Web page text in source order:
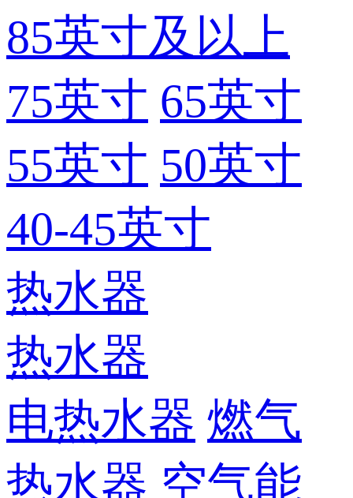
85英寸及以上
75英寸 65英寸
55英寸 50英寸
40-45英寸
热水器
热水器
电热水器 燃气
热水器 空气能